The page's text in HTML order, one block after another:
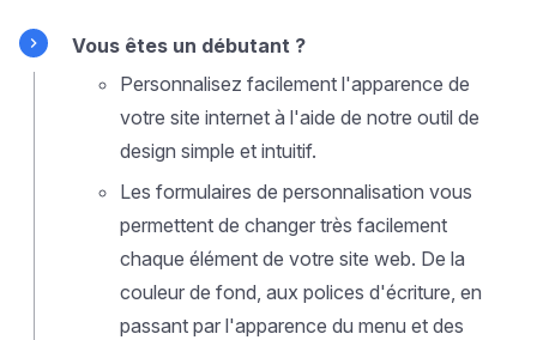
Vous êtes un débutant ?
Personnalisez facilement l'apparence de
votre site internet à l'aide de notre outil de
design simple et intuitif.
Les formulaires de personnalisation vous
permettent de changer très facilement
chaque élément de votre site web. De la
couleur de fond, aux polices d'écriture, en
passant par l'apparence du menu et des